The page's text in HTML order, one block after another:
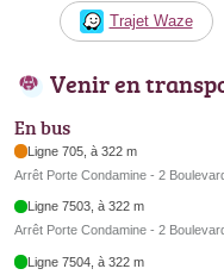
Trajet Waze
Venir en
En bus
Ligne 705, à 322 m
Arrêt Porte Condamine - 2
Ligne 7503, à 322 m
Arrêt Porte Condamine - 2
Ligne 7504, à 322 m